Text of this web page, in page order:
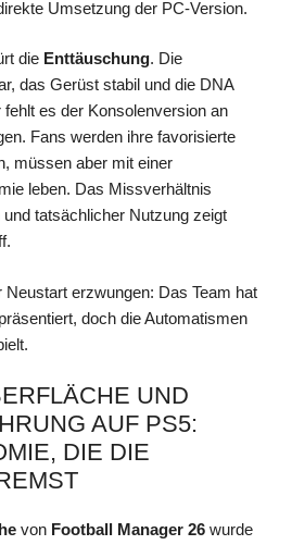
Umsetzung der PC-Version.
die Enttäuschung. Die
das Gerüst stabil und die DNA
es der Konsolenversion an
Fans werden ihre favorisierte
müssen aber mit einer
leben. Das Missverhältnis
tatsächlicher Nutzung zeigt
erzwungen: Das Team hat
doch die Automatismen
UND
AUF PS5:
DIE DIE
von Football Manager 26 wurde